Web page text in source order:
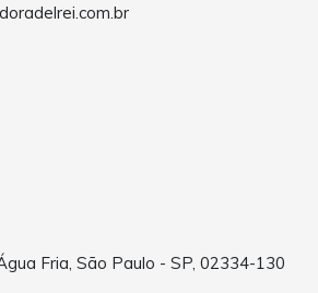
Fria, São Paulo - SP, 02334-130